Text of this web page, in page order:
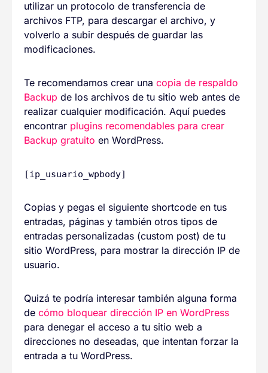
utilizar un protocolo de transferencia de
archivos FTP, para descargar el archivo, y
volverlo a subir después de guardar las
modificaciones.
Te recomendamos crear unacopia de respaldo
Backup de los archivos de tu sitio web antes de
realizar cualquier modificación. Aquí puedes
encontrar plugins recomendables para crear
Backup gratuito en WordPress.
[ip_usuario_wpbody]
Copias y pegas el siguiente shortcode en tus
entradas, páginas y también otros tipos de
entradas personalizadas (custom post) de tu
sitio WordPress, para mostrar la dirección IP de
usuario.
Quizá te podría interesar también alguna forma
decómo bloquear dirección IP en WordPress
para denegar el acceso a tu sitio web a
direcciones no deseadas, que intentan forzar la
entrada a tu WordPress.